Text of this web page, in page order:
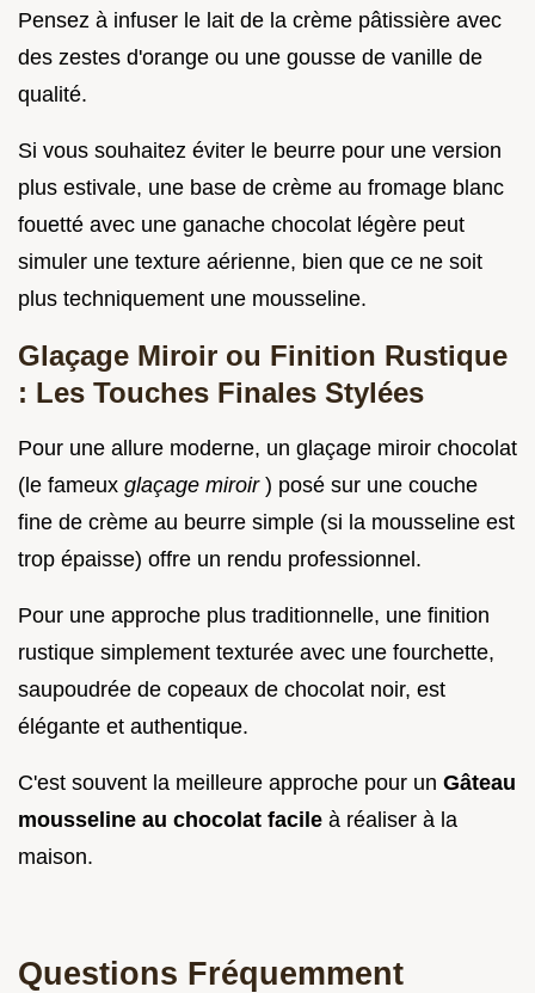
Pensez à infuser le lait de la crème pâtissière avec
des zestes d'orange ou une gousse de vanille de
qualité.
Si vous souhaitez éviter le beurre pour une version
plus estivale, une base de crème au fromage blanc
fouetté avec une ganache chocolat légère peut
simuler une texture aérienne, bien que ce ne soit
plus techniquement une mousseline.
Glaçage Miroir ou Finition Rustique
: Les Touches Finales Stylées
Pour une allure moderne, un glaçage miroir chocolat
(le fameux glaçage miroir ) posé sur une couche
fine de crème au beurre simple (si la mousseline est
trop épaisse) offre un rendu professionnel.
Pour une approche plus traditionnelle, une finition
rustique simplement texturée avec une fourchette,
saupoudrée de copeaux de chocolat noir, est
élégante et authentique.
C'est souvent la meilleure approche pour un Gâteau
mousseline au chocolat facile à réaliser à la
maison.
Questions Fréquemment